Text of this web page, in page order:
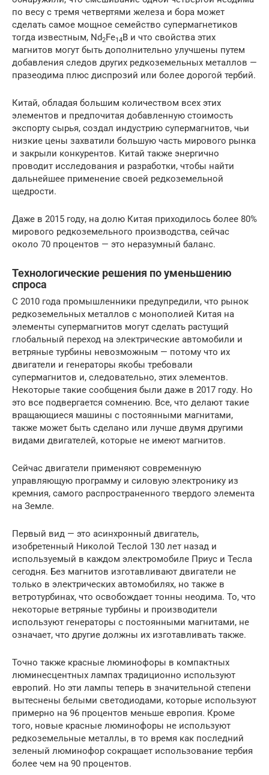
по весу с тремя четвертями железа и бора может
сделать самое мощное семейство супермагнетиков
тогда известным, Nd2Fe14B и что свойства этих
магнитов могут быть дополнительно улучшены путем
добавления следов других редкоземельных металлов —
празеодима плюс диспрозий или более дорогой тербий.
Китай, обладая большим количеством всех этих
элементов и предпочитая добавленную стоимость
экспорту сырья, создал индустрию супермагнитов, чьи
низкие цены захватили большую часть мирового рынка
и закрыли конкурентов. Китай также энергично
проводит исследования и разработки, чтобы найти
дальнейшее применение своей редкоземельной
щедрости.
Даже в 2015 году, на долю Китая приходилось более 80%
мирового редкоземельного производства, сейчас
около 70 процентов — это неразумный баланс.
Технологические решения по уменьшению
спроса
С 2010 года промышленники предупредили, что рынок
редкоземельных металлов с монополией Китая на
элементы супермагнитов могут сделать растущий
глобальный переход на электрические автомобили и
ветряные турбины невозможным — потому что их
двигатели и генераторы якобы требовали
супермагнитов и, следовательно, этих элементов.
Некоторые такие сообщения были даже в 2017 году. Но
это все подвергается сомнению. Все, что делают такие
вращающиеся машины с постоянными магнитами,
также может быть сделано или лучше двумя другими
видами двигателей, которые не имеют магнитов.
Сейчас двигатели применяют современную
управляющую программу и силовую электронику из
кремния, самого распространенного твердого элемента
на Земле.
Первый вид — это асинхронный двигатель,
изобретенный Николой Теслой 130 лет назад и
используемый в каждом электромобиле Приус и Тесла
сегодня. Без магнитов изготавливают двигатели не
только в электрических автомобилях, но также в
ветротурбинах, что освобождает тонны неодима. То, что
некоторые ветряные турбины и производители
используют генераторы с постоянными магнитами, не
означает, что другие должны их изготавливать также.
Точно также красные люминофоры в компактных
люминесцентных лампах традиционно используют
европий. Но эти лампы теперь в значительной степени
вытеснены белыми светодиодами, которые используют
примерно на 96 процентов меньше европия. Кроме
того, новые красные люминофоры не используют
редкоземельные металлы, в то время как последний
зеленый люминофор сокращает использование тербия
более чем на 90 процентов.